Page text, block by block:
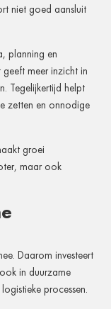
niet goed aansluit
planning en
meer inzicht in
Tegelijkertijd helpt
zetten en onnodige
groei
maar ook
Daarom investeert
in duurzame
processen.